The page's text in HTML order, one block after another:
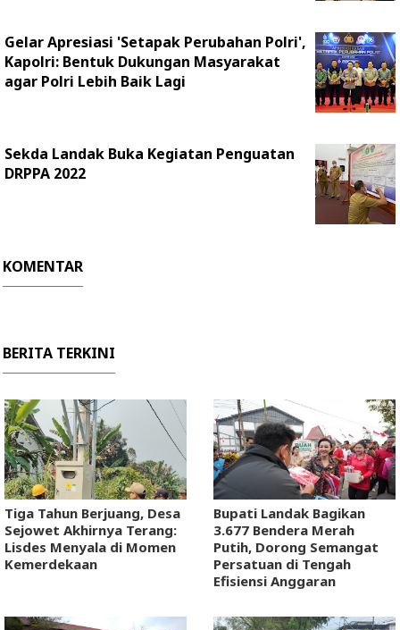
Gelar Apresiasi 'Setapak Perubahan Polri',
Kapolri: Bentuk Dukungan Masyarakat
agar Polri Lebih Baik Lagi
Sekda Landak Buka Kegiatan Penguatan
DRPPA 2022
KOMENTAR
BERITA TERKINI
Tiga Tahun Berjuang, Desa
Sejowet Akhirnya Terang:
Lisdes Menyala di Momen
Kemerdekaan
Bupati Landak Bagikan
3.677 Bendera Merah
Putih, Dorong Semangat
Persatuan di Tengah
Efisiensi Anggaran